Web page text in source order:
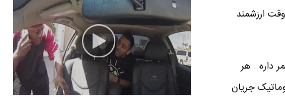
ارزشمند
داره . هر
جریان